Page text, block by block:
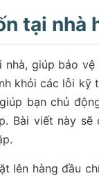
tại nhà
giúp bảo vệ
khỏi các lỗi kỹ
bạn chủ
Bài viết này
lên hàng đầu